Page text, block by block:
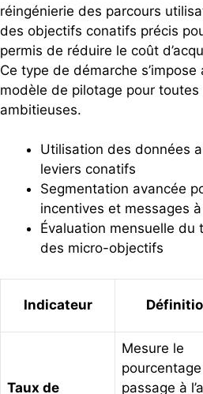
réingénierie des parcours
des objectifs conatifs précis
permis de réduire le coût
Ce type de démarche s’impose
modèle de pilotage pour toutes
ambitieuses.
Utilisation des données
leviers conatifs
Segmentation avancée
incentives et messages
Évaluation mensuelle du
des micro-objectifs
Indicateur
Taux de
Mesure le
passage à